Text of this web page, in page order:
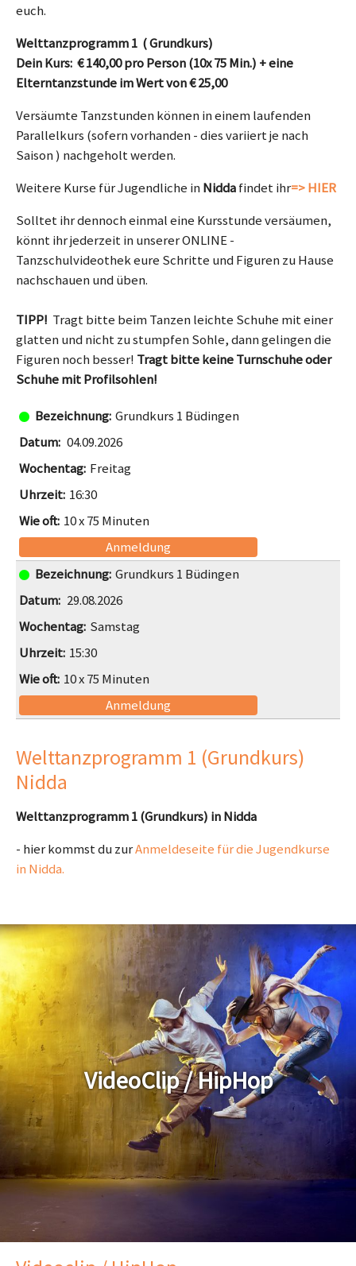
euch.
Welttanzprogramm 1 ( Grundkurs)
Dein Kurs: € 140,00 pro Person (10x 75 Min.) + eine
Elterntanzstunde im Wert von € 25,00
Versäumte Tanzstunden können in einem laufenden
Parallelkurs (sofern vorhanden - dies variiert je nach
Saison ) nachgeholt werden.
Weitere Kurse für Jugendliche inNiddafindet ihr=> HIER
Solltet ihr dennoch einmal eine Kursstunde versäumen,
könnt ihr jederzeit in unserer ONLINE -
Tanzschulvideothek eure Schritte und Figuren zu Hause
nachschauen und üben.
TIPP! Tragt bitte beim Tanzen leichte Schuhe mit einer
glatten und nicht zu stumpfen Sohle, dann gelingen die
Figuren noch besser! Tragt bitte keine Turnschuhe oder
Schuhe mit Profilsohlen!
Grundkurs 1 Büdingen
04.09.2026
Freitag
16:30
10 x 75 Minuten
Anmeldung
Grundkurs 1 Büdingen
29.08.2026
Samstag
15:30
10 x 75 Minuten
Anmeldung
Welttanzprogramm 1 (Grundkurs)
Nidda
Welttanzprogramm 1 (Grundkurs) in Nidda
- hier kommst du zurAnmeldeseite für die Jugendkurse
in Nidda.
VideoClip / HipHop